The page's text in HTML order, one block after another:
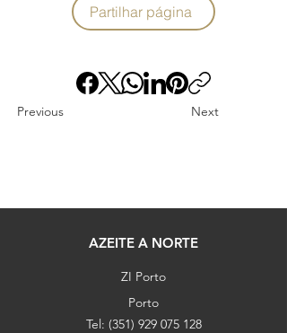
Partilhar página
Previous Next
AZEITE A NORTE
ZI Porto
Porto
Tel: (351) 929 075 128